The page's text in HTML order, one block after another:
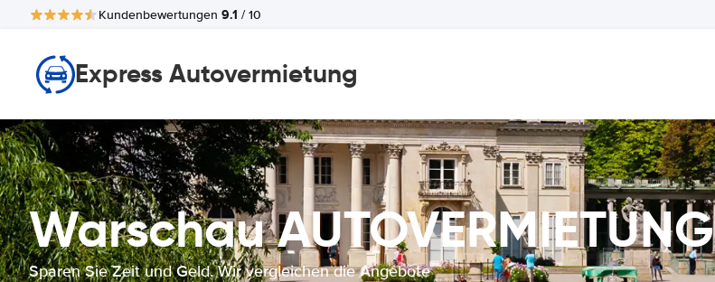
Kundenbewertungen 9.1 / 10
Express Autovermietung
Warschau AUTOVERMIETUNG
Sparen Sie Zeit und Geld. Wir vergleichen die Angebote